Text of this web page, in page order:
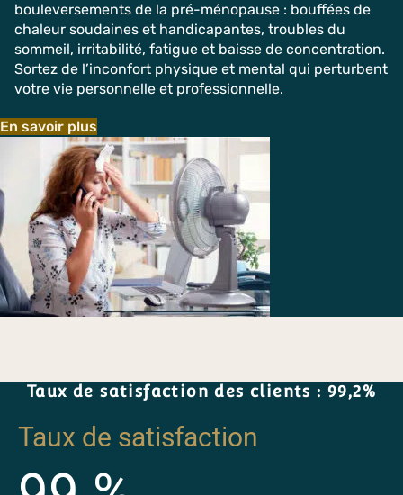
bouleversements de la pré-ménopause : bouffées de
chaleur soudaines et handicapantes, troubles du
sommeil, irritabilité, fatigue et baisse de concentration.
Sortez de l’inconfort physique et mental qui perturbent
votre vie personnelle et professionnelle.
En savoir plus
Taux de satisfaction des clients : 99,2%
Taux de satisfaction